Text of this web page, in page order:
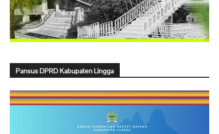
Pansus DPRD Kabupaten Lingga